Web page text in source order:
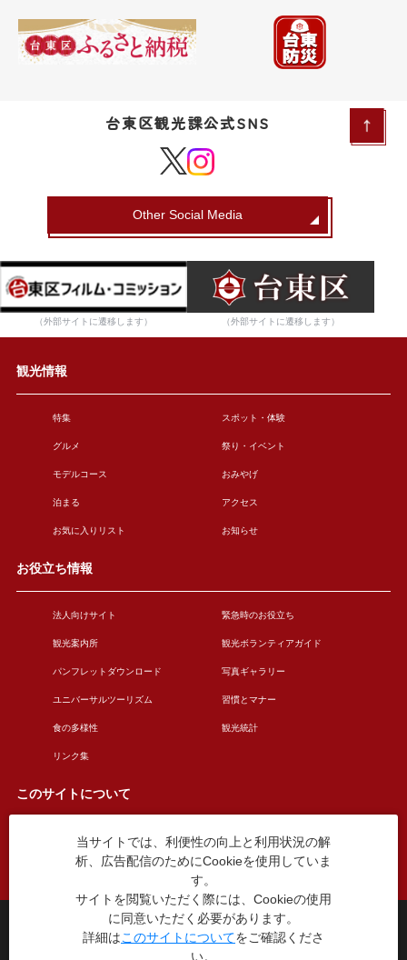
台東区観光課公式SNS
Other Social Media
（外部サイトに遷移します） （外部サイトに遷移します）
観光情報
特集 スポット・体験
グルメ 祭り・イベント
モデルコース おみやげ
泊まる アクセス
お気に入りリスト お知らせ
お役立ち情報
法人向けサイト 緊急時のお役立ち
観光案内所 観光ボランティアガイド
パンフレットダウンロード 写真ギャラリー
ユニバーサルツーリズム 習慣とマナー
食の多様性 観光統計
リンク集
このサイトについて
このサイトについて 広告掲載について
お問い合わせ
台東区役所観光課
〒110-8615 東京都台東区東上野4丁目5番6号
TEL：03-5246-1151
当サイトでは、利便性の向上と利用状況の解
析、広告配信のためにCookieを使用していま
す。
サイトを閲覧いただく際には、Cookieの使用
に同意いただく必要があります。
詳細はこのサイトについてをご確認くださ
い。